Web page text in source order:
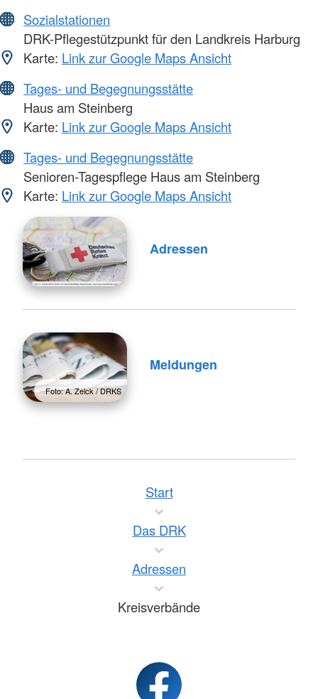
Sozialstationen
DRK-Pflegestützpunkt für den Landkreis Harburg
Karte: Link zur Google Maps Ansicht
Tages- und Begegnungsstätte
Haus am Steinberg
Karte: Link zur Google Maps Ansicht
Tages- und Begegnungsstätte
Senioren-Tagespflege Haus am Steinberg
Karte: Link zur Google Maps Ansicht
Adressen
Foto: A. Zelck / DRKS
Meldungen
Start
Das DRK
Adressen
Kreisverbände